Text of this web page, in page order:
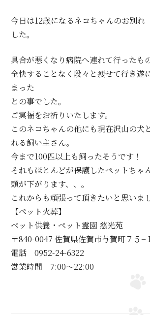
今日は12歳になるネコちゃんのお別れ
した。
具合が悪くなり病院へ連れて行ったもの
全快することなく段々と痩せて行き遂
まった
との事でした。
ご冥福をお祈りいたします。
このネコちゃんの他にも現在沢山の犬
れる飼い主さん。
今まで100匹以上も飼ったそうです！
それもほとんどが保護したペットちゃ
頭が下がります、、。
これからも頑張って頂きたいと思いまし
【ペット火葬】
ペット供養・ペット霊園 慈光苑
〒840-0047 佐賀県佐賀市与賀町７５−
電話 0952-24-6322
営業時間 7:00～22:00